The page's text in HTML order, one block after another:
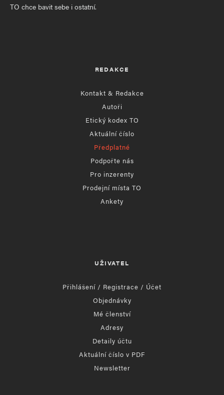
TO chce bavit sebe i ostatní.
REDAKCE
Kontakt & Redakce
Autoři
Etický kodex TO
Aktuální číslo
Předplatné
Podpořte nás
Pro inzerenty
Prodejní místa TO
Ankety
UŽIVATEL
Přihlášení / Registrace / Účet
Objednávky
Mé členství
Adresy
Detaily účtu
Aktuální číslo v PDF
Newsletter